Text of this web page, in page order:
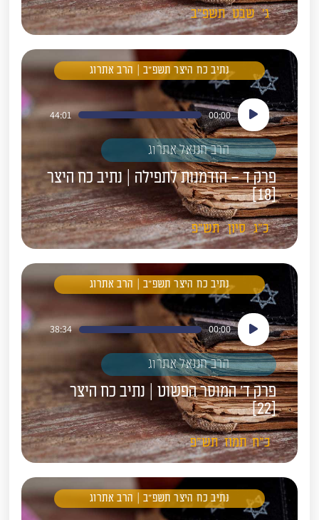
ג' שבט תשפ"ב
נתיב כח היצר תשפ"ב | הרב אתרוג
נגן
אודיו
00:00
44:01
הרב חננאל אתרוג
פרק ד – הזדמנות לתפילה | נתיב כח היצר
[18]
כ"ג סיון תש"פ
נתיב כח היצר תשפ"ב | הרב אתרוג
נגן
אודיו
00:00
38:34
הרב חננאל אתרוג
פרק ד' המוסר הפשוט | נתיב כח היצר
[22]
כ"ח תמוז תש"פ
נתיב כח היצר תשפ"ב | הרב אתרוג